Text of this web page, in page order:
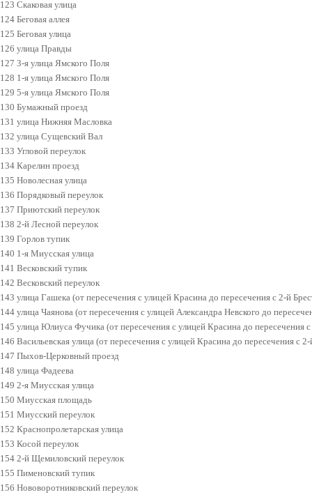
123 Скаковая улица
124 Беговая аллея
125 Беговая улица
126 улица Правды
127 3-я улица Ямского Поля
128 1-я улица Ямского Поля
129 5-я улица Ямского Поля
130 Бумажный проезд
131 улица Нижняя Масловка
132 улица Сущевский Вал
133 Угловой переулок
134 Карелин проезд
135 Новолесная улица
136 Порядковый переулок
137 Приютский переулок
138 2-й Лесной переулок
139 Горлов тупик
140 1-я Миусская улица
141 Весковский тупик
142 Весковский переулок
143 улица Гашека (от пересечения с улицей Красина до пересечения с 2-й
144 улица Чаянова (от пересечения с улицей Александра Невского до
145 улица Юлиуса Фучика (от пересечения с улицей Красина до пересечения
146 Васильевская улица (от пересечения с улицей Красина до пересечения с
147 Пыхов-Церковный проезд
148 улица Фадеева
149 2-я Миусская улица
150 Миусская площадь
151 Миусский переулок
152 Краснопролетарская улица
153 Косой переулок
154 2-й Щемиловский переулок
155 Пименовский тупик
156 Нововоротниковский переулок